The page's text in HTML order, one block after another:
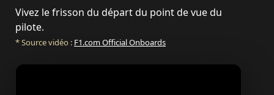
Vivez le frisson du départ du point de vue du
pilote.
* Source vidéo : F1.com Official Onboards